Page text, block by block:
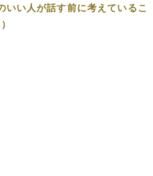
いい人が話す前に考えているこ